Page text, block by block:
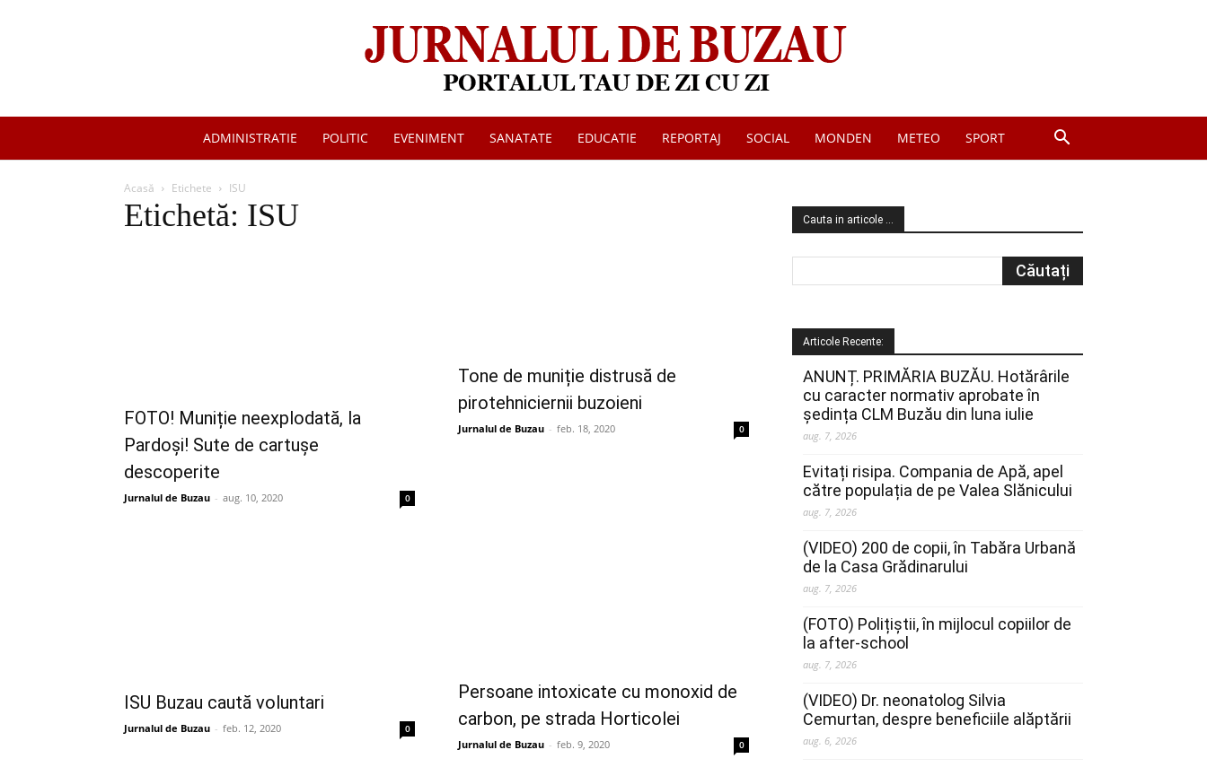
Jurnalul
Buzau
ADMINISTRATIE POLITIC EVENIMENT SANATATE EDUCATIE REPORTAJ SOCIAL MONDEN METEO SPORT
Acasă Etichete ISU
Etichetă: ISU
FOTO! Muniție neexplodată, la
Pardoși! Sute de cartușe
descoperite
Jurnalul de Buzau - aug. 10, 2020 0
Tone de muniție distrusă de
pirotehniciernii buzoieni
Jurnalul de Buzau - feb. 18, 2020 0
ISU Buzau caută voluntari
Jurnalul de Buzau - feb. 12, 2020 0
Persoane intoxicate cu monoxid de
carbon, pe strada Horticolei
Jurnalul de Buzau - feb. 9, 2020 0
Cauta in articole …
Articole Recente:
ANUNȚ. PRIMĂRIA BUZĂU. Hotărârile
cu caracter normativ aprobate în
ședința CLM Buzău din luna iulie
aug. 7, 2026
Evitați risipa. Compania de Apă, apel
către populația de pe Valea Slănicului
aug. 7, 2026
(VIDEO) 200 de copii, în Tabăra Urbană
de la Casa Grădinarului
aug. 7, 2026
(FOTO) Polițiștii, în mijlocul copiilor de
la after-school
aug. 7, 2026
(VIDEO) Dr. neonatolog Silvia
Cemurtan, despre beneficiile alăptării
aug. 6, 2026